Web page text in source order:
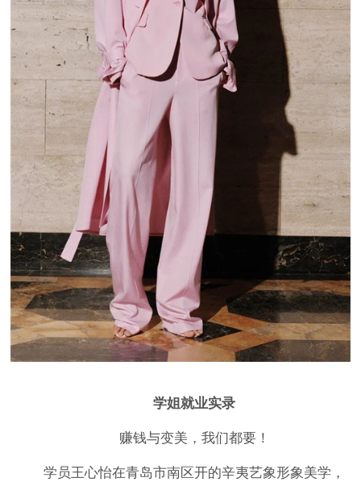
学姐就业实录
赚钱与变美，我们都要！
学员王心怡在青岛市南区开的辛夷艺象形象美学，